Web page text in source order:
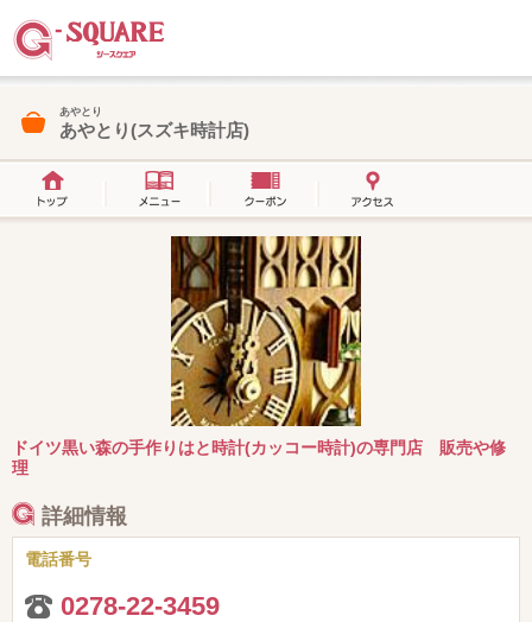
あやとり
あやとり(スズキ時計店)
ドイツ黒い森の手作りはと時計(カッコー時計)の専門店 販売や修
理
詳細情報
電話番号
0278-22-3459